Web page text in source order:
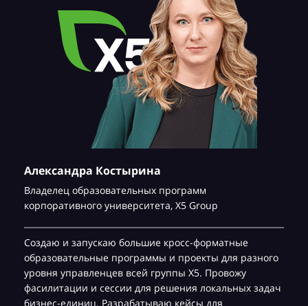
Александра Костырина
Владелец образовательных программ
корпоративного университета, Х5 Group
Создаю и запускаю большие кросс-форматные
образовательные программы и проекты для разного
уровня управленцев всей группы Х5. Провожу
фасилитации и сессии для решения локальных задач
бизнес-единиц. Разрабатываю кейсы для